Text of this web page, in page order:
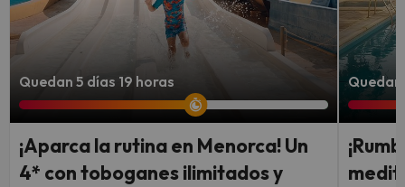
Quedan 5 días 19 horas
¡Aparca la rutina en Menorca! Un
4* con toboganes ilimitados y
Quedan